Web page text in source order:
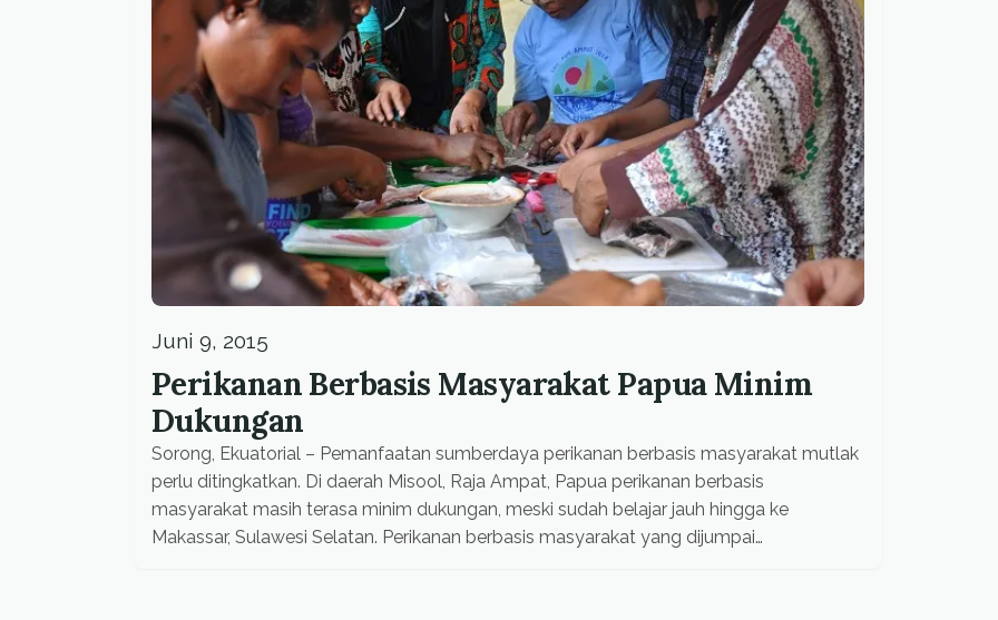
Juni 9, 2015
Perikanan Berbasis Masyarakat Papua Minim
Dukungan
Sorong, Ekuatorial – Pemanfaatan sumberdaya perikanan berbasis masyarakat mutlak
perlu ditingkatkan. Di daerah Misool, Raja Ampat, Papua perikanan berbasis
masyarakat masih terasa minim dukungan, meski sudah belajar jauh hingga ke
Makassar, Sulawesi Selatan. Perikanan berbasis masyarakat yang dijumpai